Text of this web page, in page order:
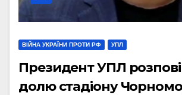
ВІЙНА УКРАЇНИ ПРОТИ РФ УПЛ
Президент УПЛ
долю стадіону